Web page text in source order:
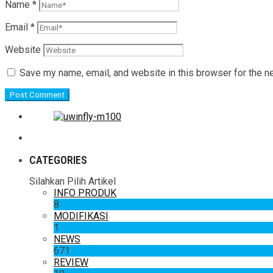
Name *
Email *
Website
Save my name, email, and website in this browser for the
CATEGORIES
Silahkan Pilih Artikel
INFO PRODUK
8
MODIFIKASI
1
NEWS
671
REVIEW